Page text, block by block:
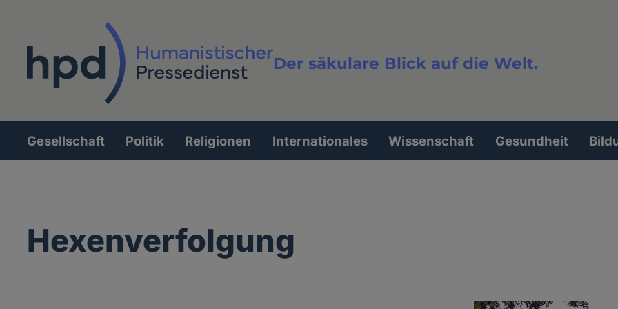
Der säkulare Blick auf die Welt.
Volltextsuche
Hauptnavigation
Gesellschaft Politik Religionen Internationales Wissenschaft Gesundheit
Hexenverfolgung